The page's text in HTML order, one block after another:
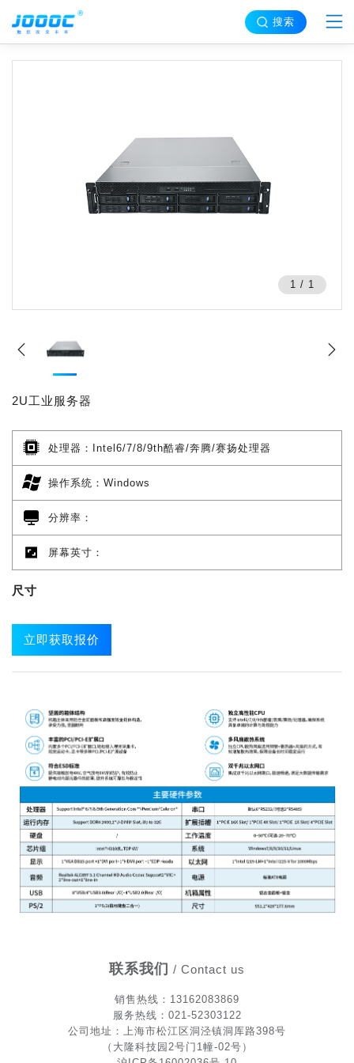
搜索
1 / 1
2U工业服务器
处理器：Intel6/7/8/9th酷睿/奔腾/赛扬处理器
操作系统：Windows
分辨率：
屏幕英寸：
尺寸
立即获取报价
联系我们 / Contact us
销售热线 ：13162083869
服务热线：021-52303122
公司地址：上海市松江区洞泾镇洞厍路398号
（大隆科技园2号门1幢-02号）